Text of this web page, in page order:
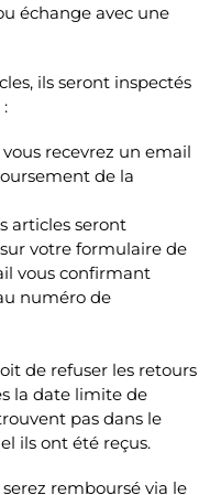
échange avec une
ils seront inspectés
recevrez un email
de la
articles seront
votre formulaire de
vous confirmant
numéro de
de refuser les retours
la date limite de
pas dans le
ils ont été reçus.
remboursé via le